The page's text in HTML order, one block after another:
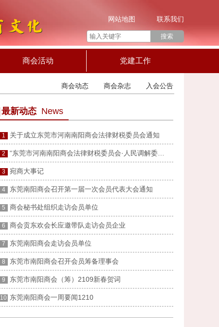
网站地图 联系我们
商会活动 党建工作
商会动态 商会杂志 入会公告
最新动态 News
1 关于成立东莞市河南南阳商会法律财税委员会通知
2
3 宛商大事记
4 东莞南阳商会召开第一届一次会员代表大会通知
5 商会秘书处组织走访会员单位
6 商会贡东欢会长应邀带队走访会员企业
7 东莞南阳商会走访会员单位
8 东莞市南阳商会召开会员筹备理事会
9 东莞市南阳商会（筹）2109新春贺词
10 东莞南阳商会一周要闻1210